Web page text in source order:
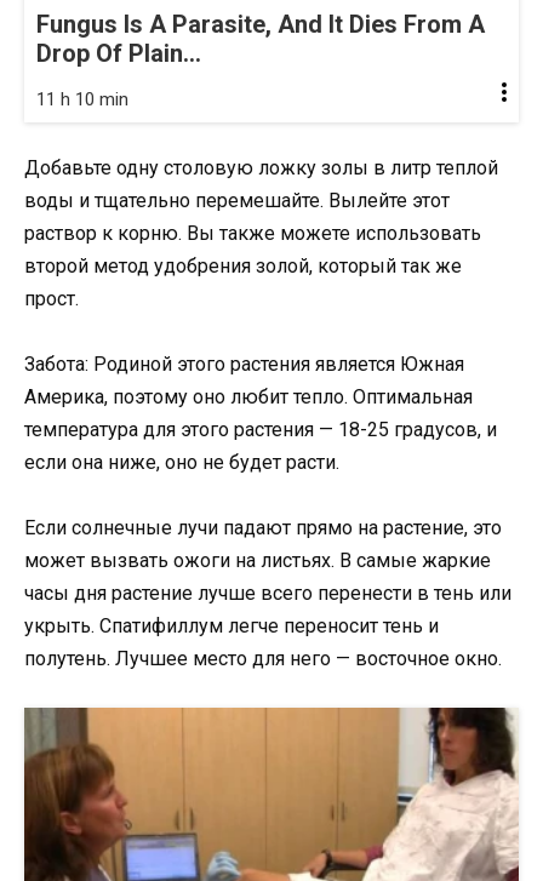
Fungus Is A Parasite, And It Dies From A
Drop Of Plain...
11 h 10 min
Добавьте одну столовую ложку золы в литр теплой
воды и тщательно перемешайте. Вылейте этот
раствор к корню. Вы также можете использовать
второй метод удобрения золой, который так же
прост.
Забота: Родиной этого растения является Южная
Америка, поэтому оно любит тепло. Оптимальная
температура для этого растения — 18-25 градусов, и
если она ниже, оно не будет расти.
Если солнечные лучи падают прямо на растение, это
может вызвать ожоги на листьях. В самые жаркие
часы дня растение лучше всего перенести в тень или
укрыть. Спатифиллум легче переносит тень и
полутень. Лучшее место для него — восточное окно.